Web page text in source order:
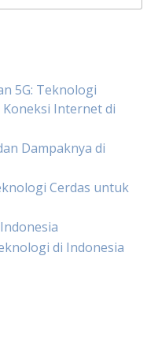
5G: Teknologi
Internet di
Dampaknya di
Cerdas untuk
di Indonesia